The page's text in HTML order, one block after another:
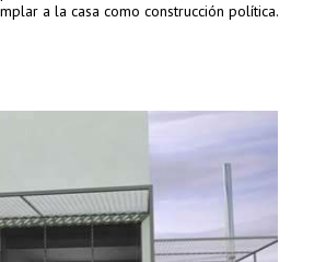
a la casa como construcción política.